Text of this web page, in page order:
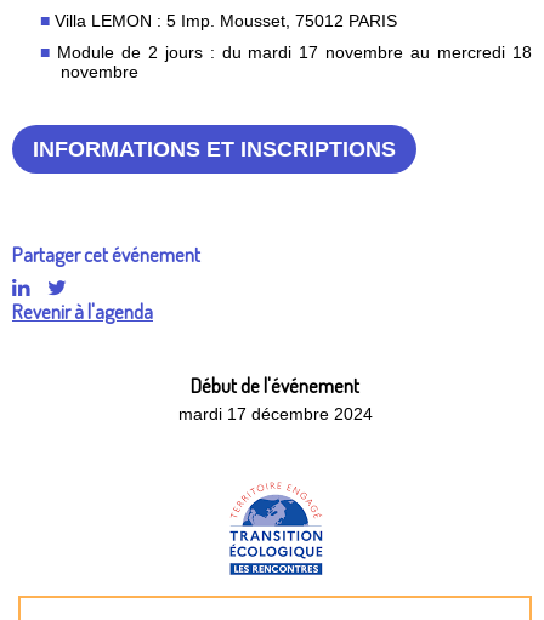
Villa LEMON : 5 Imp. Mousset, 75012 PARIS
Module de 2 jours : du mardi 17 novembre au mercredi 18
novembre
INFORMATIONS ET INSCRIPTIONS
Partager cet événement
Revenir à l'agenda
Début de l'événement
mardi 17 décembre 2024